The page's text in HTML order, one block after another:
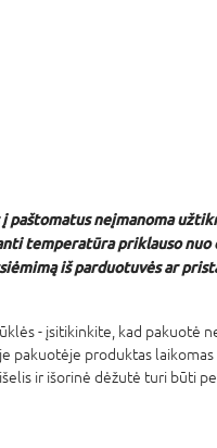
paštomatus neįmanoma
temperatūra priklauso nuo
iš parduotuvės ar
- įsitikinkite, kad pakuotė
pakuotėje produktas
ir išorinė dėžutė turi būti